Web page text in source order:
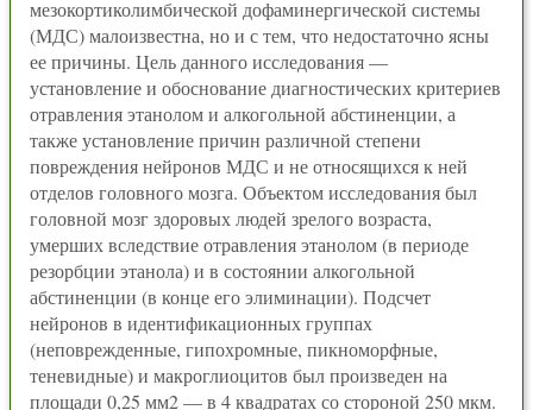
мезокортиколимбической дофаминергической системы
(МДС) малоизвестна, но и с тем, что недостаточно ясны
ее причины. Цель данного исследования —
установление и обоснование диагностических критериев
отравления этанолом и алкогольной абстиненции, а
также установление причин различной степени
повреждения нейронов МДС и не относящихся к ней
отделов головного мозга. Объектом исследования был
головной мозг здоровых людей зрелого возраста,
умерших вследствие отравления этанолом (в периоде
резорбции этанола) и в состоянии алкогольной
абстиненции (в конце его элиминации). Подсчет
нейронов в идентификационных группах
(неповрежденные, гипохромные, пикноморфные,
теневидные) и макроглиоцитов был произведен на
площади 0,25 мм2 — в 4 квадратах со стороной 250 мкм.